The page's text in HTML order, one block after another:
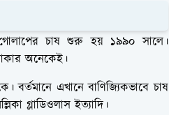
গোলাপের চাষ শুরু হয় ১৯৯০ সালে।
অনেকেই।
বর্তমানে এখানে বাণিজ্যিকভাবে চাষ
গ্লাডিওলাস ইত্যাদি।